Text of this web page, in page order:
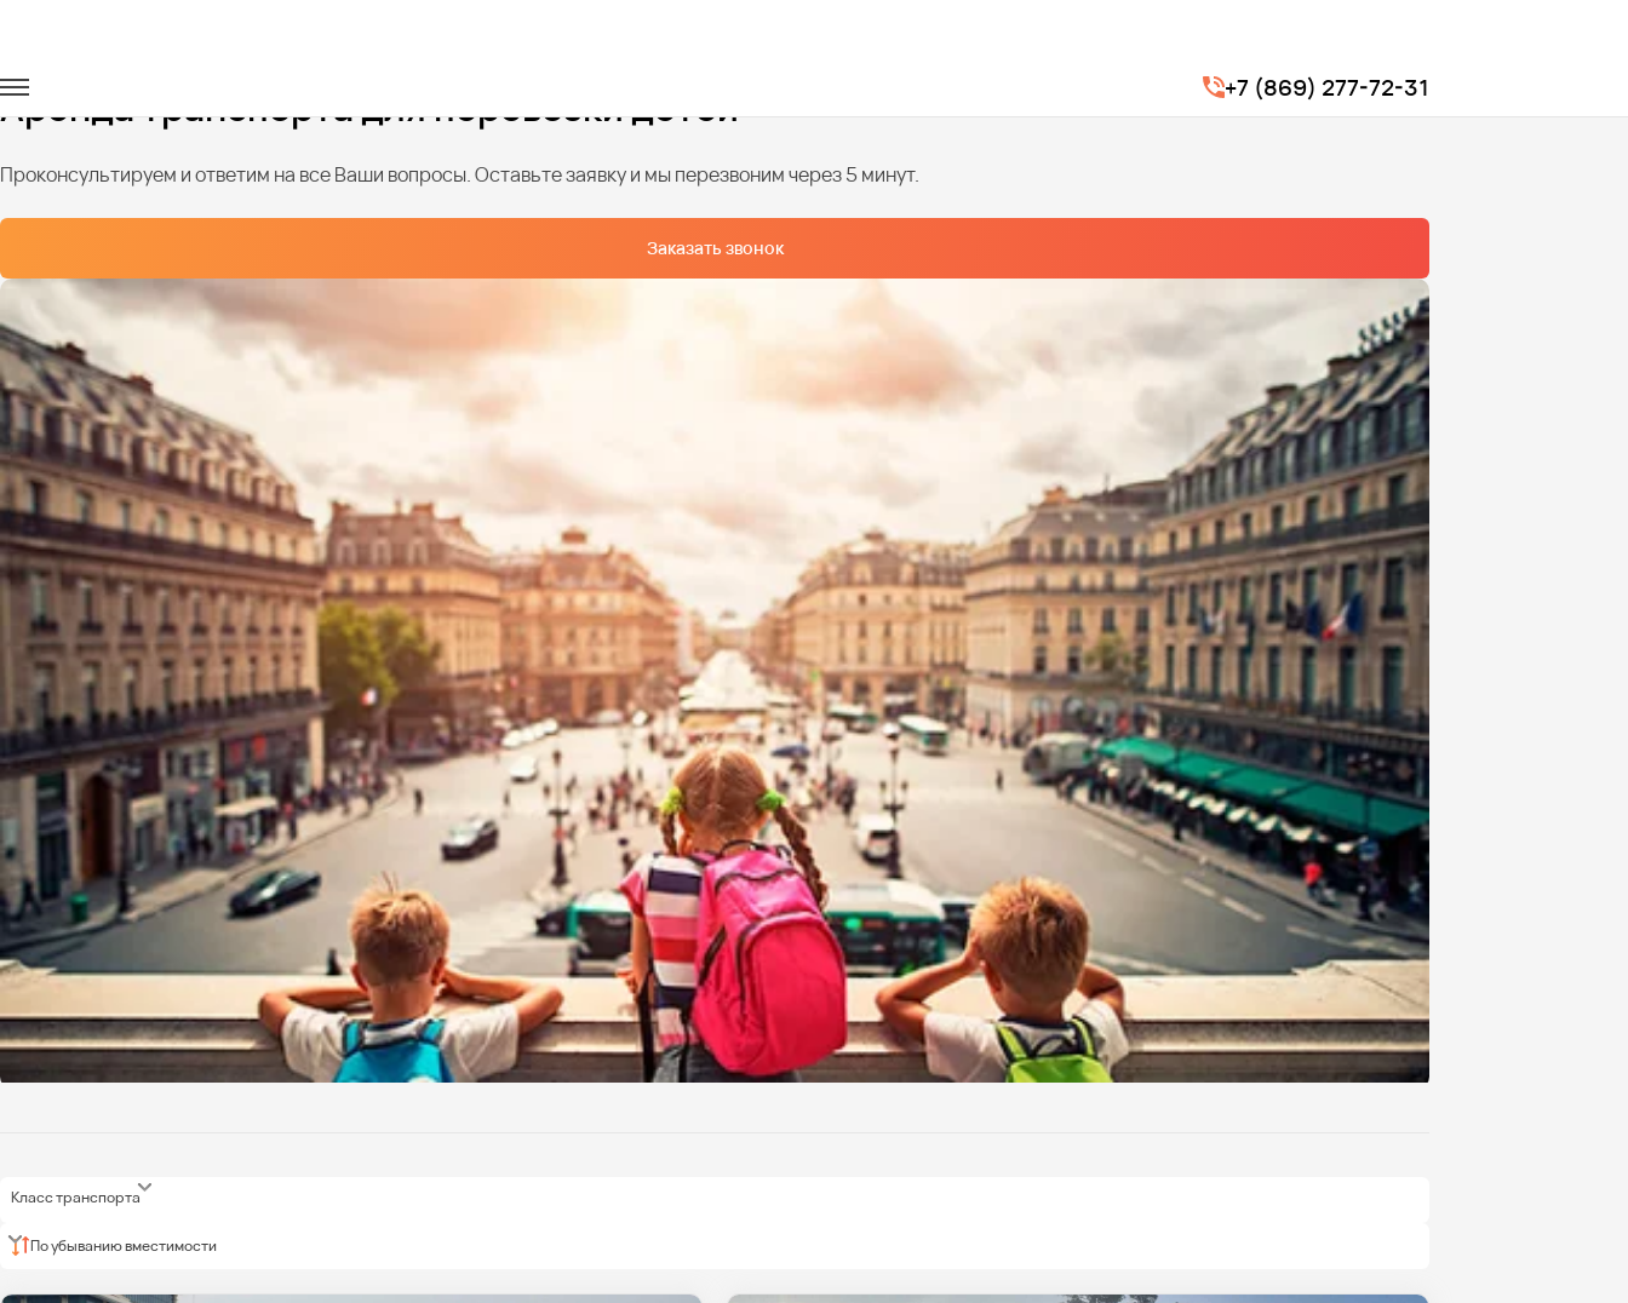
+7 (869) 277-72-31
Аренда транспорта для перевозки детей
Проконсультируем и ответим на все Ваши вопросы. Оставьте заявку и мы перезвоним через 5 минут.
Заказать звонок
Класс транспорта
По убыванию вместимости